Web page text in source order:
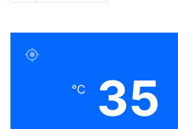
35
℃